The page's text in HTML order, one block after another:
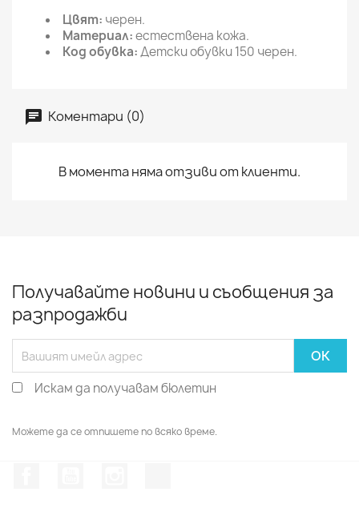
Цвят: черен.
Материал:естествена кожа.
Код обувка:Детски обувки 150 черен.
Коментари (0)
В момента няма отзиви от клиенти.
Получавайте новини и съобщения за
разпродажби
Искам да получавам бюлетин
Можете да се отпишете по всяко време.